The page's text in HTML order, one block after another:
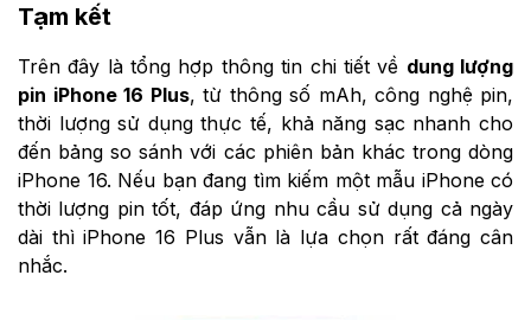
Tạm kết
Trên đây là tổng hợp thông tin chi tiết về dung lượng
pin iPhone 16 Plus, từ thông số mAh, công nghệ pin,
thời lượng sử dụng thực tế, khả năng sạc nhanh cho
đến bảng so sánh với các phiên bản khác trong dòng
iPhone 16. Nếu bạn đang tìm kiếm một mẫu iPhone có
thời lượng pin tốt, đáp ứng nhu cầu sử dụng cả ngày
dài thì iPhone 16 Plus vẫn là lựa chọn rất đáng cân
nhắc.